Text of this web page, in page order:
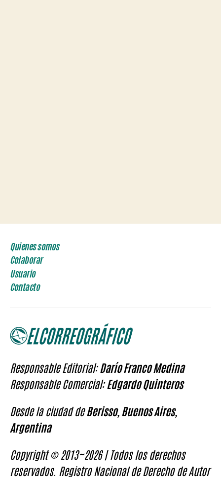
Quienes somos
Colaborar
Usuario
Contacto
Responsable Editorial:Darío Franco Medina
Responsable Comercial:Edgardo Quinteros
Desde la ciudad deBerisso, Buenos Aires,
Argentina
Copyright © 2013~2026 | Todos los derechos
reservados. Registro Nacional de Derecho de Autor